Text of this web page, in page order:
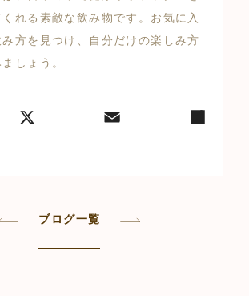
れる素敵な飲み物です。お気に入
み方を見つけ、自分だけの楽しみ方
しょう。
ブログ一覧